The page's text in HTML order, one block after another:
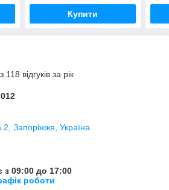
Купити
відгуків за рік
Запоріжжя, Україна
з 09:00 до 17:00
роботи